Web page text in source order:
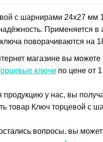
с шарнирами 24x27 мм
Применяется в
поворачиваются на
магазине вы
ключи по цене от
продукцию у нас, вы
товар Ключ торцевой с
вопросы, вы